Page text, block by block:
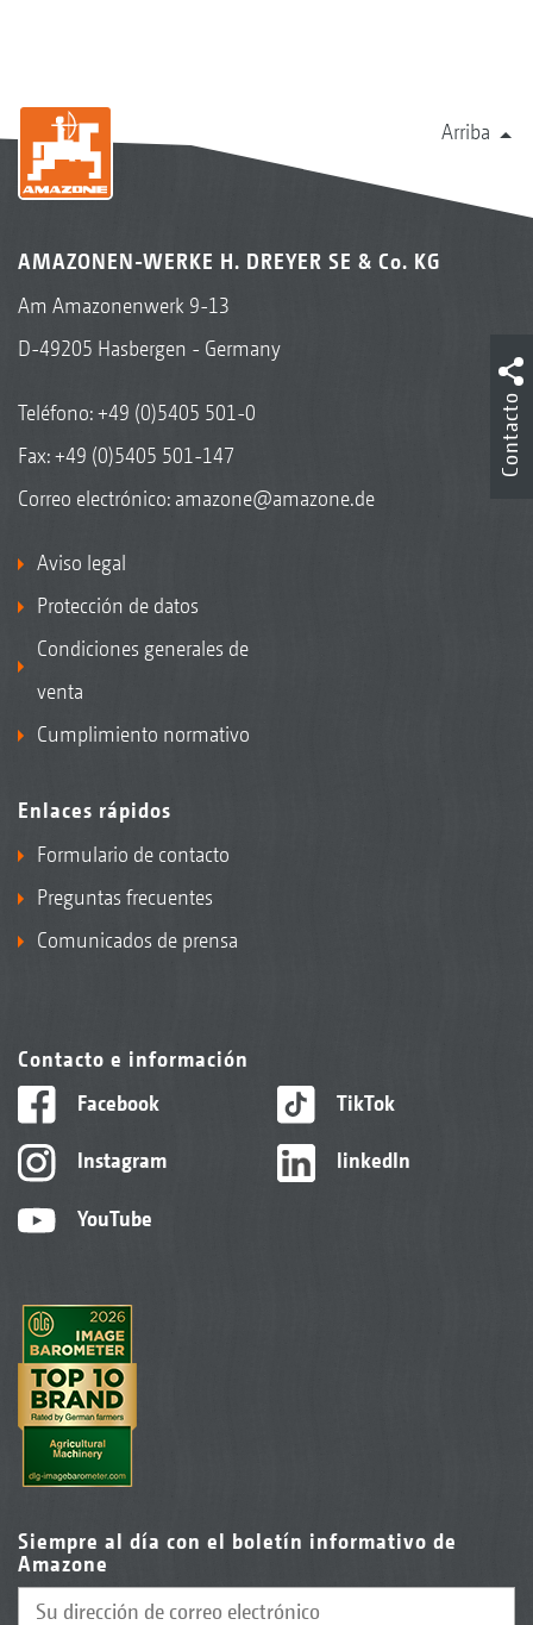
Arriba
AMAZONEN-WERKE H. DREYER SE & Co. KG
Am Amazonenwerk 9-13
D-49205 Hasbergen - Germany
Teléfono:+49 (0)5405 501-0
Fax: +49 (0)5405 501-147
Correo electrónico: amazone@amazone.de
Aviso legal
Protección de datos
Condiciones generales de
venta
Cumplimiento normativo
Enlaces rápidos
Formulario de contacto
Preguntas frecuentes
Comunicados de prensa
Contacto e información
Facebook
Instagram
YouTube
TikTok
linkedIn
Siempre al día con el boletín informativo de
Amazone
Contacto